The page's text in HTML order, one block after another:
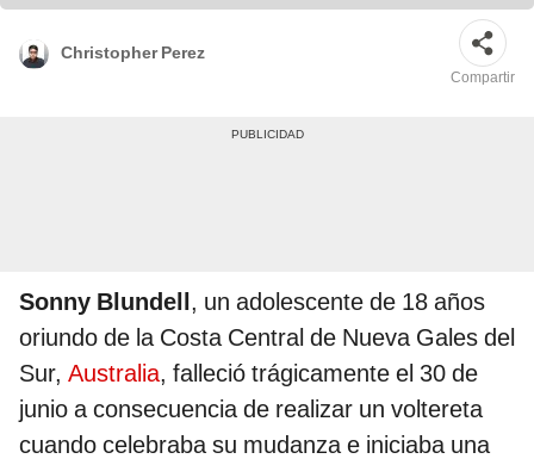
Christopher Perez
Compartir
Sonny Blundell, un adolescente de 18 años
oriundo de la Costa Central de Nueva Gales del
Sur, Australia, falleció trágicamente el 30 de
junio a consecuencia de realizar un voltereta
cuando celebraba su mudanza e iniciaba una